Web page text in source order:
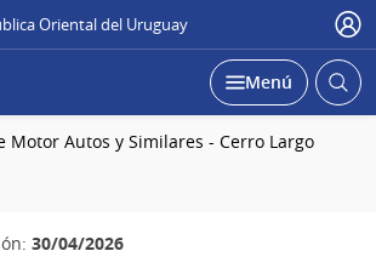
Oriental del Uruguay
Desplegar
Menú Abrir
Motor Autos y Similares - Cerro Largo
30/04/2026